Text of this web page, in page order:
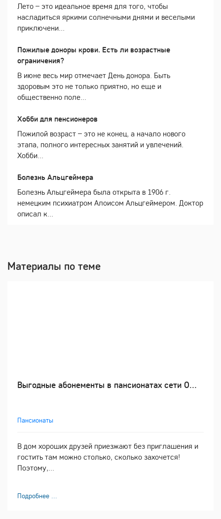
Лето – это идеальное время для того, чтобы
насладиться яркими солнечными днями и веселыми
приключени...
Пожилые доноры крови. Есть ли возрастные
ограничения?
В июне весь мир отмечает День донора. Быть
здоровым это не только приятно, но еще и
общественно поле...
Хобби для пенсионеров
Пожилой возраст – это не конец, а начало нового
этапа, полного интересных занятий и увлечений.
Хобби...
Болезнь Альцгеймера
Болезнь Альцгеймера была открыта в 1906 г.
немецким психиатром Алоисом Альцгеймером. Доктор
описал к...
Материалы по теме
Выгодные абонементы в пансионатах сети О...
Пансионаты
В дом хороших друзей приезжают без приглашения и
гостить там можно столько, сколько захочется!
Поэтому,...
Подробнее ...